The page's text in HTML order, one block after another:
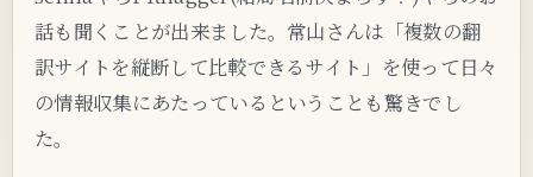
話も聞くことが出来ました。常山さんは「複数の翻
訳サイトを縦断して比較できるサイト」を使って日々
の情報収集にあたっているということも驚きでし
た。